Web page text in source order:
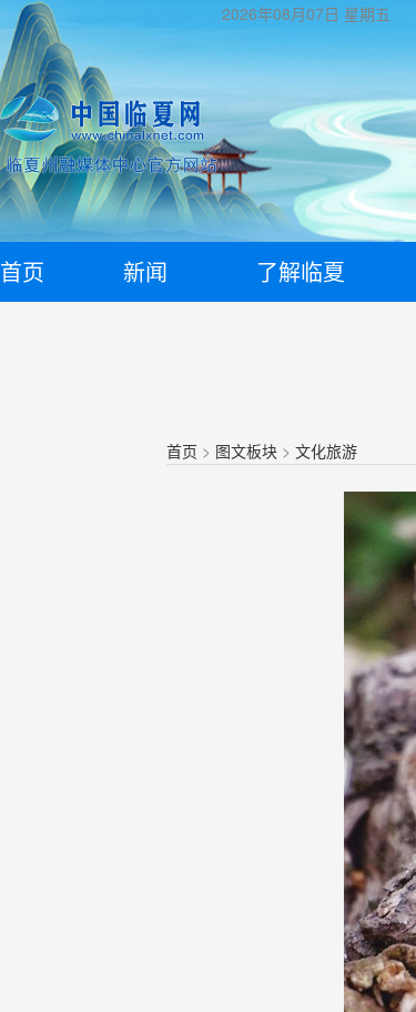
2026年08月07日 星期五
首页 新闻 了解临夏
首页 > 图文板块 > 文化旅游